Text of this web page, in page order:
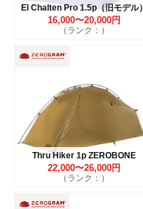
El Chalten Pro 1.5p（旧モデル）
16,000〜20,000円
（ランク：）
Thru Hiker 1p ZEROBONE
22,000〜26,000円
（ランク：）